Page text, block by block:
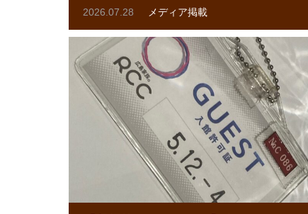
2026.07.28 メディア掲載